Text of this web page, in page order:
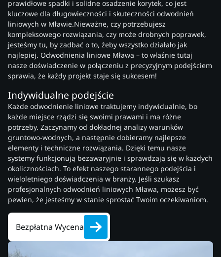
prawidłowe spadki i solidne osadzenie korytek, co jest
kluczowe dla długowieczności i skuteczności odwodnień
liniowych w Mławie.Nieważne, czy potrzebujesz
kompleksowego rozwiązania, czy może drobnych poprawek,
jesteśmy tu, by zadbać o to, żeby wszystko działało jak
najlepiej. Odwodnienia liniowe Mława – to właśnie tutaj
nasze doświadczenie w połączeniu z precyzyjnym podejściem
sprawia, że każdy projekt staje się sukcesem!
Indywidualne podejście
Każde odwodnienie liniowe traktujemy indywidualnie, bo
każde miejsce rządzi się swoimi prawami i ma różne
potrzeby. Zaczynamy od dokładnej analizy warunków
gruntowo-wodnych, a następnie dobieramy najlepsze
elementy i techniczne rozwiązania. Dzięki temu nasze
systemy funkcjonują bezawaryjnie i sprawdzają się w każdych
okolicznościach. To efekt naszego starannego podejścia i
wieloletniego doświadczenia w branży. Jeśli szukasz
profesjonalnych odwodnień liniowych Mława, możesz być
pewien, że jesteśmy w stanie sprostać Twoim oczekiwaniom.
Bezpłatna Wycena